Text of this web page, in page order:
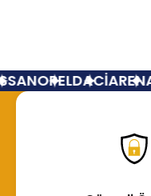
OPELDACİA